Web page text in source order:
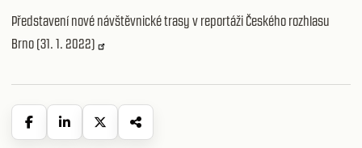
Představení nové návštěvnické trasy v reportáži Českého rozhlasu
Brno (31. 1. 2022)